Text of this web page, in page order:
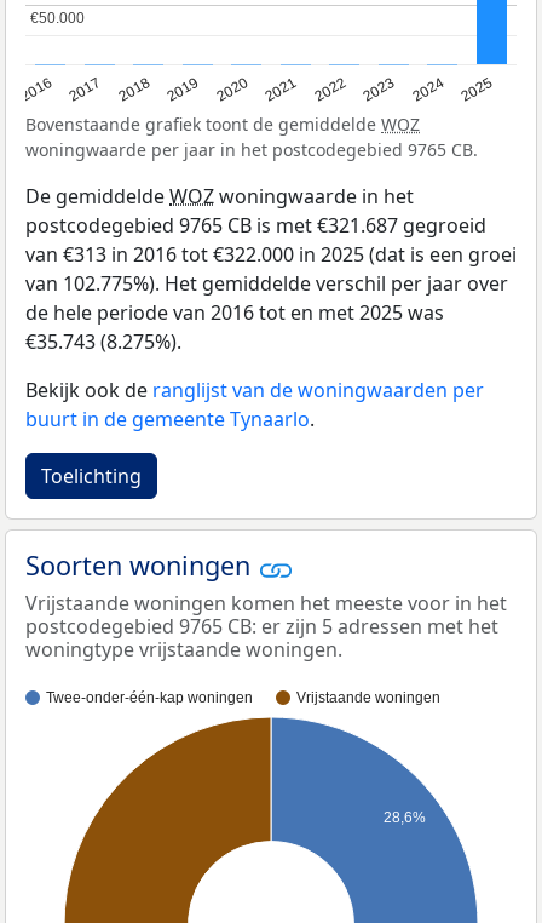
2016 2017 2018 2019 2020 2021 2022 2023 2024 2025
€50.000
€50.000
Bovenstaande grafiek toont de gemiddelde WOZ
woningwaarde per jaar in het postcodegebied 9765 CB.
De gemiddeldeWOZwoningwaarde in het
postcodegebied 9765 CB is met €321.687 gegroeid
van €313 in 2016 tot €322.000 in 2025 (dat is een groei
van 102.775%). Het gemiddelde verschil per jaar over
de hele periode van 2016 tot en met 2025 was
€35.743 (8.275%).
Bekijk ook de ranglijst van de woningwaarden per
buurt in de gemeente Tynaarlo.
Toelichting
Soorten woningen
Vrijstaande woningen komen het meeste voor in het
postcodegebied 9765 CB: er zijn 5 adressen met het
woningtype vrijstaande woningen.
Twee-onder-één-kap woningen Vrijstaande woningen
28,6%